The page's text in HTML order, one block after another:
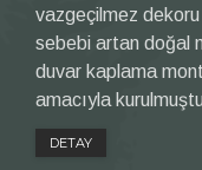
vazgeçilmez
sebebi artan doğal
duvar kaplama
amacıyla
DETAY